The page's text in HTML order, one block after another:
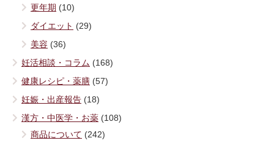
更年期 (10)
ダイエット (29)
美容 (36)
妊活相談・コラム (168)
健康レシピ・薬膳 (57)
妊娠・出産報告 (18)
漢方・中医学・お薬 (108)
商品について (242)